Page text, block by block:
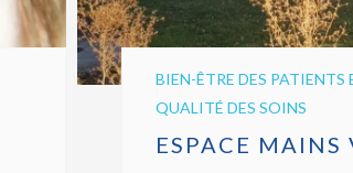
BIEN-ÊTRE DES PATIENTS
QUALITÉ DES SOINS
ESPACE MAINS